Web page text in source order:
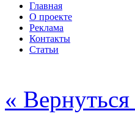
Главная
О проекте
Реклама
Контакты
Статьи
« Вернуться